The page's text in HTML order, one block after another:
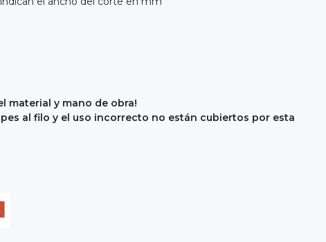
material y mano de obra!
al filo y el uso incorrecto no están cubiertos por esta